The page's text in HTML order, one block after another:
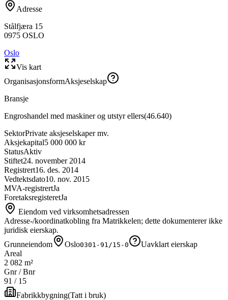
Adresse
Stålfjæra 15
0975 OSLO
Oslo
Vis kart
OrganisasjonsformAksjeselskap
Bransje
Engroshandel med maskiner og utstyr ellers(46.640)
SektorPrivate aksjeselskaper mv.
Aksjekapital5 000 000 kr
StatusAktiv
Stiftet24. november 2014
Registrert16. des. 2014
Vedtektsdato10. nov. 2015
MVA-registrertJa
ForetaksregisteretJa
Eiendom ved virksomhetsadressen
Adresse-/koordinatkobling fra Matrikkelen; dette dokumenterer ikke
juridisk eierskap.
Grunneiendom
Oslo0301-91/15-0
Uavklart eierskap
Areal
2 082 m²
Gnr / Bnr
91 / 15
Fabrikkbygning(Tatt i bruk)